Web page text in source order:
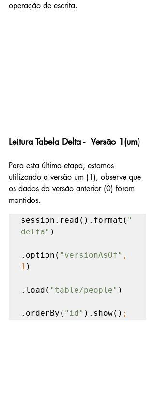
operação de escrita.
Leitura Tabela Delta -  Versão 1(um)
Para esta última etapa, estamos
utilizando a versão um (1), observe que
os dados da versão anterior (0) foram
mantidos.
session.read().format( "
delta" )
.option( "versionAsOf" ,
1 )
.load( "table/people" )
.orderBy( "id" ).show() ;